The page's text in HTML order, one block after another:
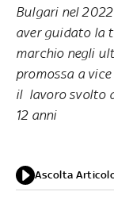
Bulgari nel
aver guidato la
marchio negli
promossa a
il lavoro svolto
12 anni
Ascolta